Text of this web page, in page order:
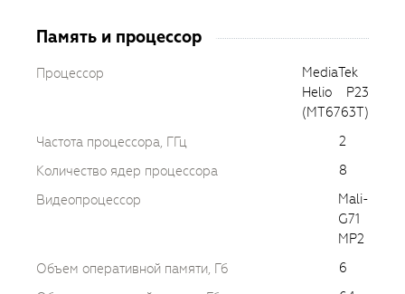
Память и процессор
Процессор
MediaTek
Helio P23
(MT6763T)
Частота процессора, ГГц
2
Количество ядер процессора
8
Видеопроцессор
Mali-
G71
MP2
Объем оперативной памяти, Гб
6